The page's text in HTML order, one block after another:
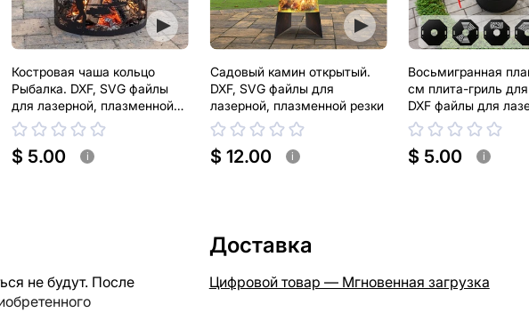
Костровая чаша кольцо
Рыбалка. DXF, SVG файлы
для лазерной, плазменной
резки
$ 5.00 i
Садовый камин открытый.
DXF, SVG файлы для
лазерной, плазменной резки
$ 12.00 i
Восьмигранная
см плита-гриль
DXF файлы для
плазменной резки
$ 5.00 i
не будут. После
Доставка
Цифровой товар — Мгновенная загрузка